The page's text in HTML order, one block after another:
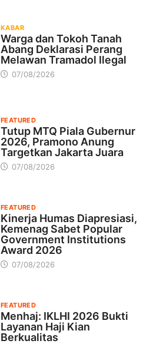
KABAR
Warga dan Tokoh Tanah
Abang Deklarasi Perang
Melawan Tramadol Ilegal
07/08/2026
FEATURED
Tutup MTQ Piala Gubernur
2026, Pramono Anung
Targetkan Jakarta Juara
07/08/2026
FEATURED
Kinerja Humas Diapresiasi,
Kemenag Sabet Popular
Government Institutions
Award 2026
07/08/2026
FEATURED
Menhaj: IKLHI 2026 Bukti
Layanan Haji Kian
Berkualitas